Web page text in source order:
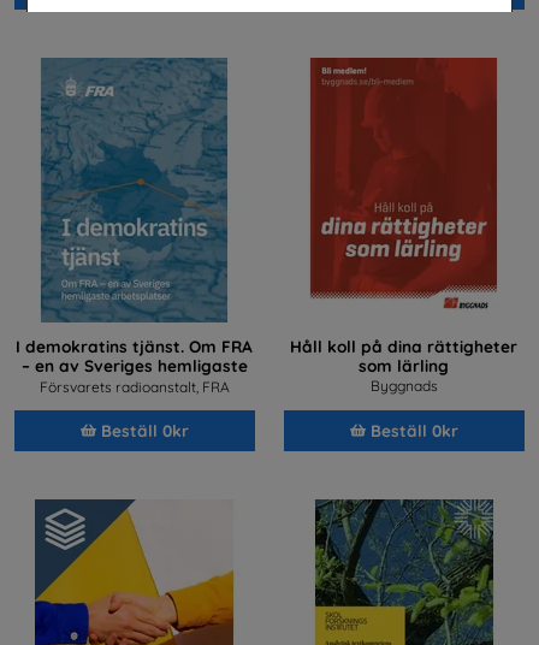
I demokratins tjänst. Om FRA
– en av Sveriges hemligaste
arbetsplatser
Försvarets radioanstalt, FRA
Beställ 0kr
Håll koll på dina rättigheter
som lärling
Byggnads
Beställ 0kr